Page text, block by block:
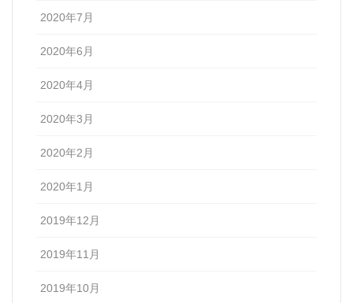
2020年7月
2020年6月
2020年4月
2020年3月
2020年2月
2020年1月
2019年12月
2019年11月
2019年10月